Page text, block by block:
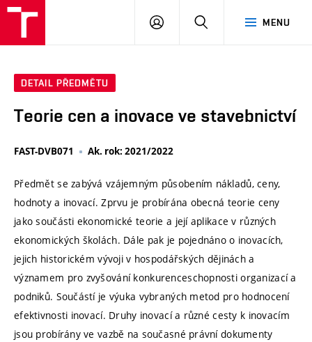
MENU
PŘIHLÁSIT
DETAIL PŘEDMĚTU
Teorie cen a inovace ve stavebnictví
FAST-DVB071 Ak. rok: 2021/2022
Předmět se zabývá vzájemným působením nákladů, ceny,
hodnoty a inovací. Zprvu je probírána obecná teorie ceny
jako součásti ekonomické teorie a její aplikace v různých
ekonomických školách. Dále pak je pojednáno o inovacích,
jejich historickém vývoji v hospodářských dějinách a
významem pro zvyšování konkurenceschopnosti organizací a
podniků. Součástí je výuka vybraných metod pro hodnocení
efektivnosti inovací. Druhy inovací a různé cesty k inovacím
jsou probírány ve vazbě na současné právní dokumenty